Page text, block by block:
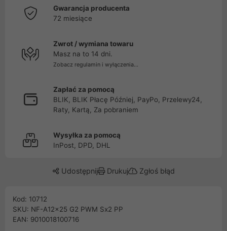
Gwarancja producenta
72 miesiące
Zwrot / wymiana towaru
Masz na to 14 dni.
Zobacz regulamin i wyłączenia...
Zapłać za pomocą
BLIK, BLIK Płacę Później, PayPo, Przelewy24,
Raty, Kartą, Za pobraniem
Wysyłka za pomocą
InPost, DPD, DHL
Udostępnij Drukuj Zgłoś błąd
Kod: 10712
SKU: NF-A12x25 G2 PWM Sx2 PP
EAN: 9010018100716